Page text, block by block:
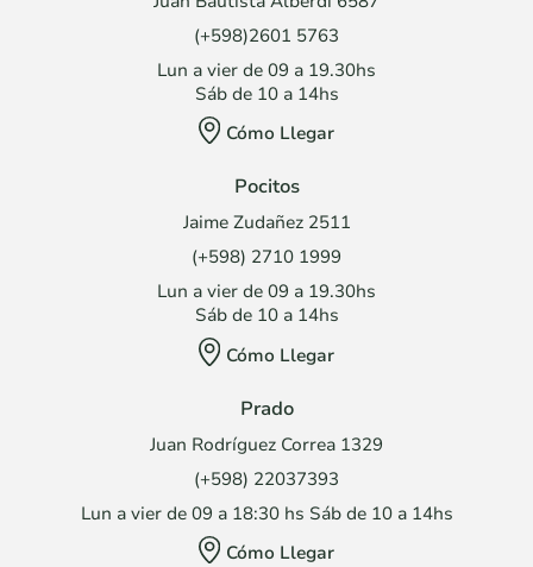
(+598)2601 5763
Lun a vier de 09 a 19.30hs
Sáb de 10 a 14hs
Cómo Llegar
Pocitos
Jaime Zudañez 2511
(+598) 2710 1999
Lun a vier de 09 a 19.30hs
Sáb de 10 a 14hs
Cómo Llegar
Prado
Juan Rodríguez Correa 1329
(+598) 22037393
Lun a vier de 09 a 18:30 hs Sáb de 10 a 14hs
Cómo Llegar